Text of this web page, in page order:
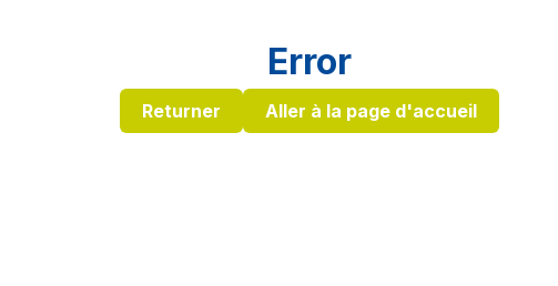
Error
Returner Aller à la page d'accueil